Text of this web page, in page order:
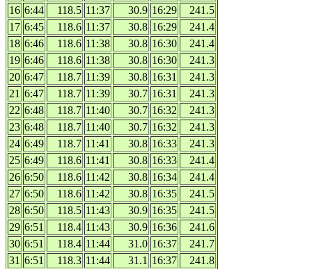
16 6:44 118.5 11:37 30.9 16:29
241.5
17 6:45 118.6 11:37 30.8 16:29
241.4
18 6:46 118.6 11:38 30.8 16:30
241.4
19 6:46 118.6 11:38 30.8 16:30
241.3
20 6:47 118.7 11:39 30.8 16:31
241.3
21 6:47 118.7 11:39 30.7 16:31
241.3
22 6:48 118.7 11:40 30.7 16:32
241.3
23 6:48 118.7 11:40 30.7 16:32
241.3
24 6:49 118.7 11:41 30.8 16:33
241.3
25 6:49 118.6 11:41 30.8 16:33
241.4
26 6:50 118.6 11:42 30.8 16:34
241.4
27 6:50 118.6 11:42 30.8 16:35
241.5
28 6:50 118.5 11:43 30.9 16:35
241.5
29 6:51 118.4 11:43 30.9 16:36
241.6
30 6:51 118.4 11:44 31.0 16:37
241.7
31 6:51 118.3 11:44 31.1 16:37
241.8